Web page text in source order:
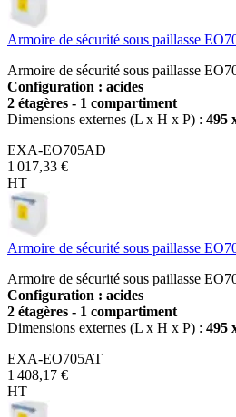
Armoire de sécurité sous paillasse
Armoire de sécurité sous paillasse
Configuration : acides
2 étagères - 1 compartiment
Dimensions externes (L x H x P) : 495
EXA-EO705AD
1 017,33 €
HT
Armoire de sécurité sous paillasse
Armoire de sécurité sous paillasse
Configuration : acides
2 étagères - 1 compartiment
Dimensions externes (L x H x P) : 495
EXA-EO705AT
1 408,17 €
HT